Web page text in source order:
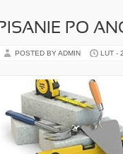
PISANIE PO
POSTED BY ADMIN LUT -